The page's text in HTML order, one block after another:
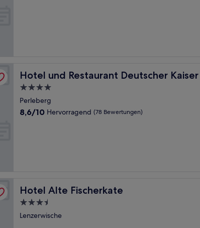
Hotel und Restaurant Deutscher Kaiser
Hotel und Restaurant Deutscher Kaiser
4.0-
Sterne-
Unterkunft
Perleberg
8.6
8,6/10 Hervorragend (78 Bewertungen)
Hotel Alte Fischerkate
Hotel Alte Fischerkate
3.5-
Sterne-
Lenzerwische